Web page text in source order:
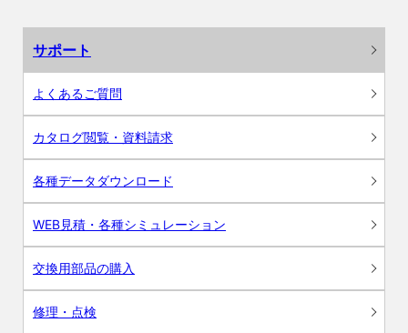
サポート
よくあるご質問
カタログ閲覧・資料請求
各種データダウンロード
WEB見積・各種シミュレーション
交換用部品の購入
修理・点検